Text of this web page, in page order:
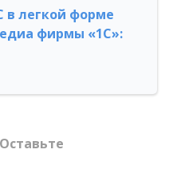
в легкой форме
фирмы «1С»: